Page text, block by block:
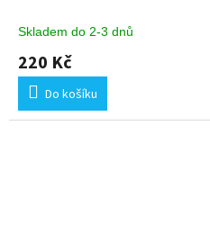
Skladem do 2-3 dnů
220 Kč
Do košíku